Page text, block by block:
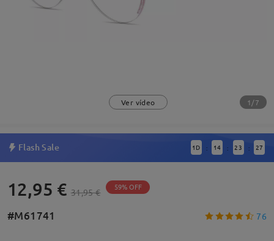
Ver vídeo 1/7
Flash Sale 1 D : 14 : 23 : 26
12,95 € 31,95 € 59% OFF
#M61741 76